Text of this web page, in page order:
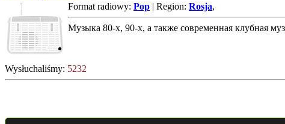
Format radiowy: Pop | Region: Rosja,
Музыка 80-х, 90-х, а также современная клубная
Wysłuchaliśmy: 5232